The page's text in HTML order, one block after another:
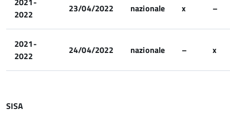
2022
23/04/2022 nazionale x –
2021-
2022
24/04/2022 nazionale – x
SISA